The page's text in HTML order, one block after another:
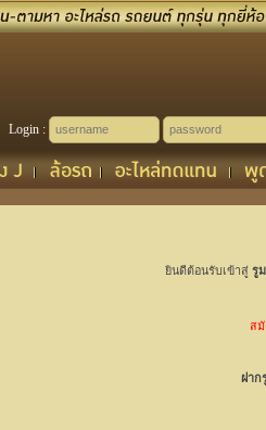
Login :
ยินดีต้อนรับเข้าสู่ รู
สมั
ฝาก